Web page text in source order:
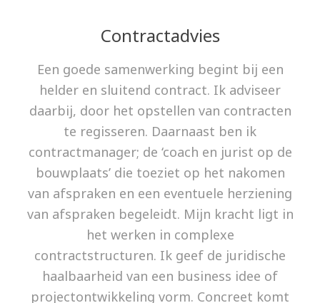
Contractadvies
Een goede samenwerking begint bij een
helder en sluitend contract. Ik adviseer
daarbij, door het opstellen van contracten
te regisseren. Daarnaast ben ik
contractmanager; de ‘coach en jurist op de
bouwplaats’ die toeziet op het nakomen
van afspraken en een eventuele herziening
van afspraken begeleidt. Mijn kracht ligt in
het werken in complexe
contractstructuren. Ik geef de juridische
haalbaarheid van een business idee of
projectontwikkeling vorm. Concreet komt